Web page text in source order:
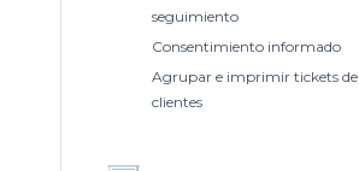
seguimiento
Consentimiento informado
Agrupar e imprimir tickets de
clientes